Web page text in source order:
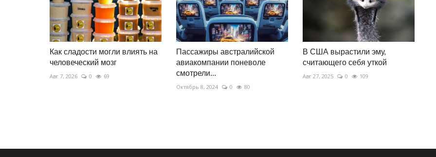
Как сладости могли влиять на
человеческий мозг
Авг 7, 2026 0 69
Пассажиры австралийской
авиакомпании поневоле
смотрели...
Октябрь 8, 2024 0 80
В США вырастили эму,
считающего себя уткой
Авг 27, 2025 0 109